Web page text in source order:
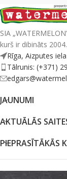
SIA
kurš ir dibināts
Rīga, Aizputes
Tālrunis: (+371)
JAUNUMI
AKTUĀLĀS
PIEPRASĪTĀKĀS